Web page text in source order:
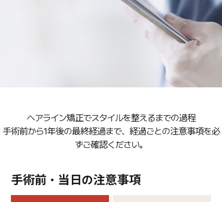
ヘアライン矯正でスタイルを整えるまでの過程
手術前から1年後の最終経過まで、経過ごとの注意事項を必
ずご確認ください。
手術前・当日の注意事項